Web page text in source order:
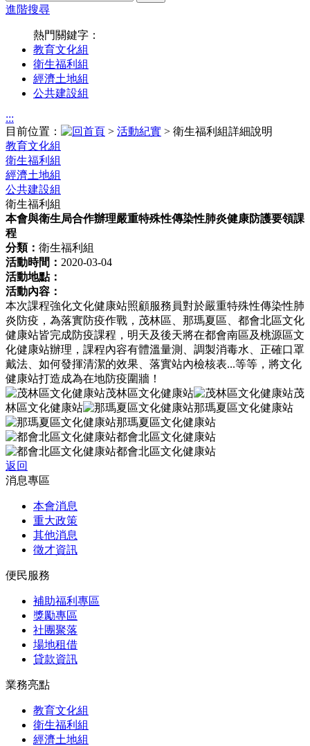
進階搜尋
熱門關鍵字：
教育文化組
衛生福利組
經濟土地組
公共建設組
:::
目前位置：
> 活動紀實 > 衛生福利組詳細說明
教育文化組
衛生福利組
經濟土地組
公共建設組
衛生福利組
本會與衛生局合作辦理嚴重特殊性傳染性肺炎健康防護要領課
程
分類： 衛生福利組
活動時間： 2020-03-04
活動地點：
活動內容：
本次課程強化文化健康站照顧服務員對於嚴重特殊性傳染性肺
炎防疫，為落實防疫作戰，茂林區、那瑪夏區、都會北區文化
健康站皆完成防疫課程，明天及後天將在都會南區及桃源區文
化健康站辦理，課程內容有體溫量測、調製消毒水、正確口罩
戴法、如何發揮清潔的效果、落實站內檢核表...等等，將文化
健康站打造成為在地防疫圍牆！
茂林區文化健康站
茂
林區文化健康站
那瑪夏區文化健康站
那瑪夏區文化健康站
都會北區文化健康站
都會北區文化健康站
返回
消息專區
本會消息
重大政策
其他消息
徵才資訊
便民服務
補助福利專區
獎勵專區
社團聚落
場地租借
貸款資訊
業務亮點
教育文化組
衛生福利組
經濟土地組